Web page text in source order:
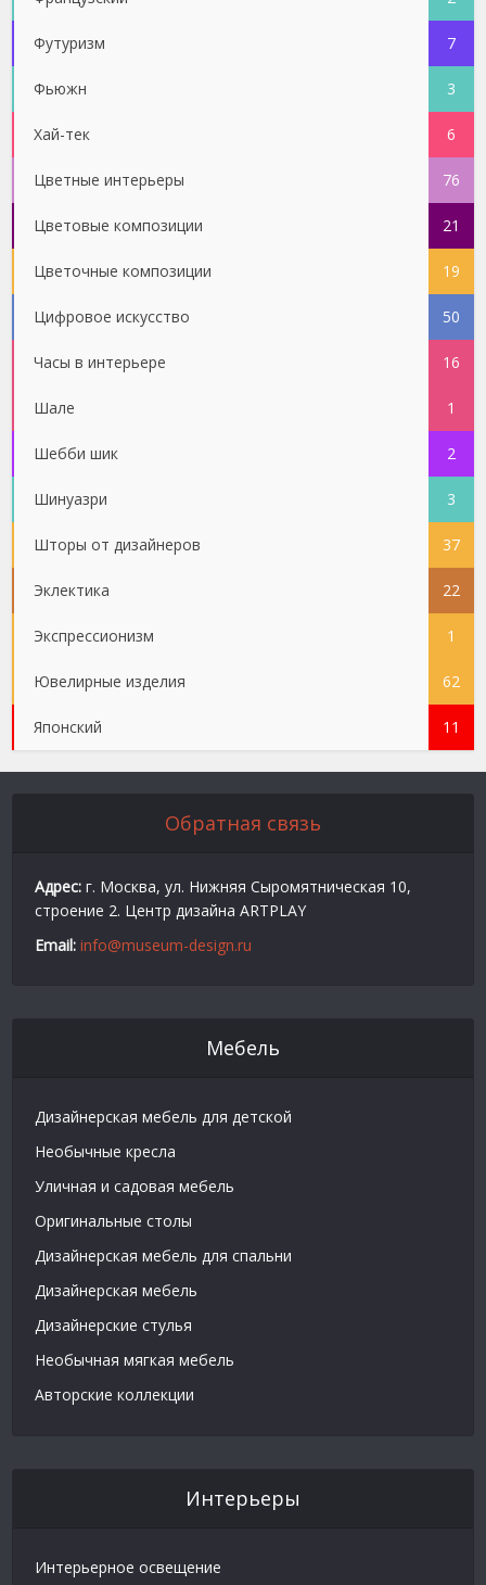
Футуризм 7
Фьюжн 3
Хай-тек 6
Цветные интерьеры 76
Цветовые композиции 21
Цветочные композиции 19
Цифровое искусство 50
Часы в интерьере 16
Шале 1
Шебби шик 2
Шинуазри 3
Шторы от дизайнеров 37
Эклектика 22
Экспрессионизм 1
Ювелирные изделия 62
Японский 11
Обратная связь
Адрес: г. Москва, ул. Нижняя Сыромятническая 10,
строение 2. Центр дизайна ARTPLAY
Email: info@museum-design.ru
Мебель
Дизайнерская мебель для детской
Необычные кресла
Уличная и садовая мебель
Оригинальные столы
Дизайнерская мебель для спальни
Дизайнерская мебель
Дизайнерские стулья
Необычная мягкая мебель
Авторские коллекции
Интерьеры
Интерьерное освещение